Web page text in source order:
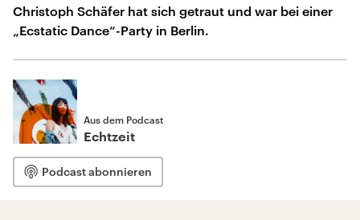
Christoph Schäfer hat sich getraut und war bei einer
„Ecstatic Dance“-Party in Berlin.
Aus dem Podcast
Echtzeit
Podcast abonnieren